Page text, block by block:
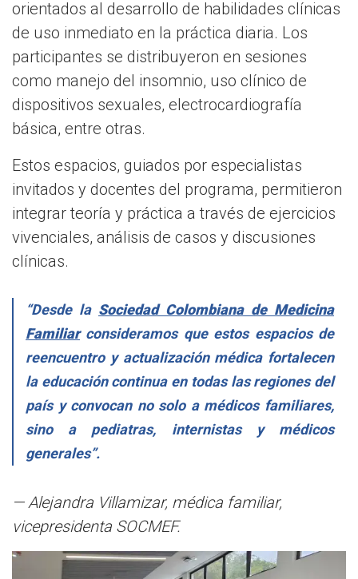
orientados al desarrollo de habilidades clínicas
de uso inmediato en la práctica diaria. Los
participantes se distribuyeron en sesiones
como manejo del insomnio, uso clínico de
dispositivos sexuales, electrocardiografía
básica, entre otras.
Estos espacios, guiados por especialistas
invitados y docentes del programa, permitieron
integrar teoría y práctica a través de ejercicios
vivenciales, análisis de casos y discusiones
clínicas.
“Desde la Sociedad Colombiana de Medicina
Familiarconsideramos que estos espacios de
reencuentro y actualización médica fortalecen
la educación continua en todas las regiones del
país y convocan no solo a médicos familiares,
sino a pediatras, internistas y médicos
generales”.
— Alejandra Villamizar, médica familiar,
vicepresidenta SOCMEF.